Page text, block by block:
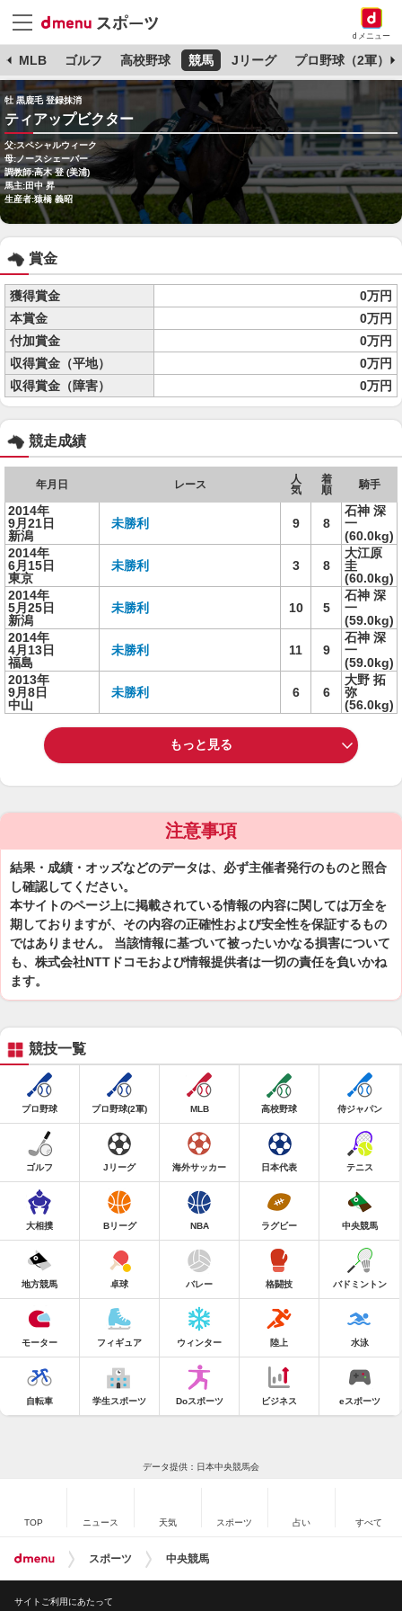
dメニュー
MLB ゴルフ 高校野球 競馬 Jリーグ プロ野球（2軍）
牡 黒鹿毛 登録抹消
ティアップビクター
父:スペシャルウィーク
母:ノースシェーバー
調教師:高木 登 (美浦)
馬主:田中 昇
生産者:猿橋 義昭
賞金
獲得賞金
0万円
本賞金
0万円
付加賞金
0万円
収得賞金（平地）
0万円
収得賞金（障害）
0万円
競走成績
年月日 レース
人
気
着
順
騎手
2014年
9月21日
新潟
未勝利 9 8
石神 深
一
(60.0kg)
2014年
6月15日
東京
未勝利 3 8
大江原
圭
(60.0kg)
2014年
5月25日
新潟
未勝利 10 5
石神 深
一
(59.0kg)
2014年
4月13日
福島
未勝利 11 9
石神 深
一
(59.0kg)
2013年
9月8日
中山
未勝利 6 6
大野 拓
弥
(56.0kg)
もっと見る
注意事項
結果・成績・オッズなどのデータは、必ず主催者発行のものと照合
し確認してください。
本サイトのページ上に掲載されている情報の内容に関しては万全を
期しておりますが、その内容の正確性および安全性を保証するもの
ではありません。 当該情報に基づいて被ったいかなる損害について
も、株式会社NTTドコモおよび情報提供者は一切の責任を負いかね
ます。
競技一覧
プロ野球 プロ野球(2軍) MLB 高校野球 侍ジャパン
ゴルフ Jリーグ 海外サッカー 日本代表 テニス
大相撲 Bリーグ NBA ラグビー 中央競馬
地方競馬 卓球 バレー 格闘技 バドミントン
モーター フィギュア ウィンター 陸上 水泳
自転車 学生スポーツ Doスポーツ ビジネス eスポーツ
データ提供：日本中央競馬会
TOP ニュース 天気 スポーツ 占い すべて
スポーツ 中央競馬
サイトご利用にあたって